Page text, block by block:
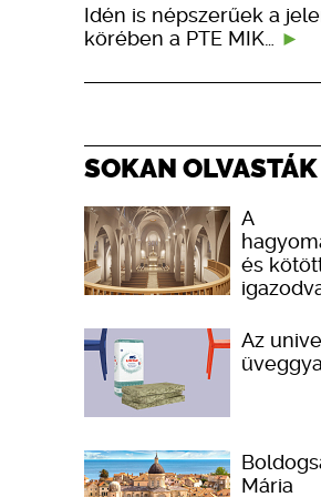
Idén is népszerűek a
körében a PTE MIK…
SOKAN OLVASTÁK
A
és
Az
Mária